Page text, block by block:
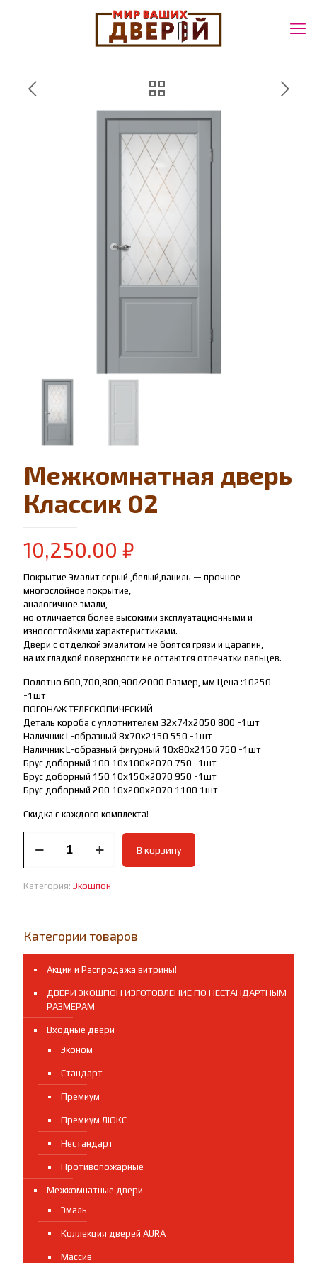
Межкомнатная дверь
Классик 02
10,250.00 ₽
Покрытие Эмалит серый ,белый,ваниль — прочное
многослойное покрытие,
аналогичное эмали,
но отличается более высокими эксплуатационными и
износостойкими характеристиками.
Двери с отделкой эмалитом не боятся грязи и царапин,
на их гладкой поверхности не остаются отпечатки пальцев.
Полотно 600,700,800,900/2000 Размер, мм Цена :10250
-1шт
ПОГОНАЖ ТЕЛЕСКОПИЧЕСКИЙ
Деталь короба с уплотнителем 32х74х2050 800 -1шт
Наличник L-образный 8х70х2150 550 -1шт
Наличник L-образный фигурный 10х80х2150 750 -1шт
Брус доборный 100 10х100х2070 750 -1шт
Брус доборный 150 10х150х2070 950 -1шт
Брус доборный 200 10х200х2070 1100 1шт
Скидка с каждого комплекта!
товара
Классик
В корзину
Категория: Экошпон
Категории товаров
Акции и Распродажа витрины!
ДВЕРИ ЭКОШПОН ИЗГОТОВЛЕНИЕ ПО НЕСТАНДАРТНЫМ
РАЗМЕРАМ
Входные двери
Эконом
Стандарт
Премиум
Премиум ЛЮКС
Нестандарт
Противопожарные
Межкомнатные двери
Эмаль
Коллекция дверей AURA
Массив